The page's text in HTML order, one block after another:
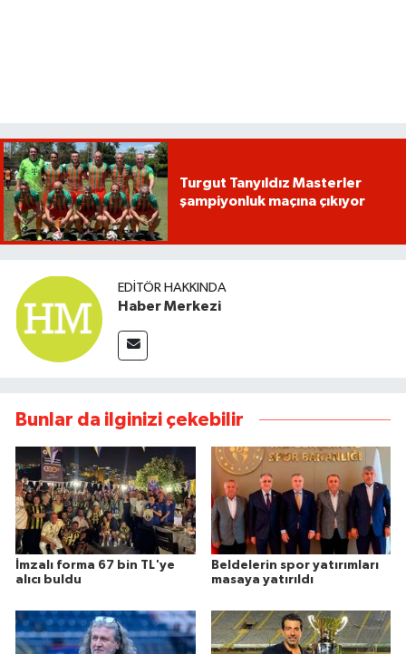
Turgut Tanyıldız Masterler
şampiyonluk maçına çıkıyor
EDITÖR HAKKINDA
Haber Merkezi
Bunlar da ilginizi çekebilir
İmzalı forma 67 bin TL'ye
alıcı buldu
Beldelerin spor yatırımları
masaya yatırıldı